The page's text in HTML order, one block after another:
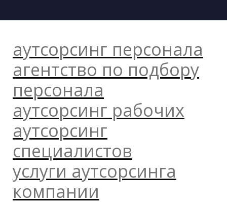
аутсорсинг персонала
агентство по подбору
персонала
аутсорсинг рабочих
аутсорсинг
специалистов
услуги аутсорсинга
компании